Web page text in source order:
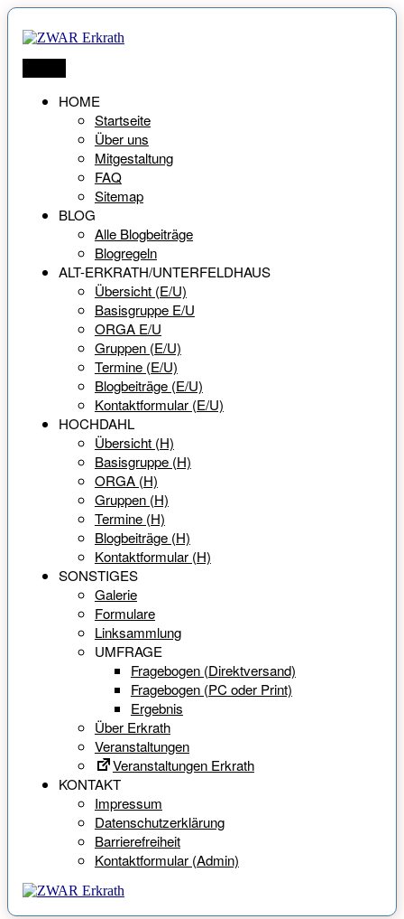
Zum
Inhalt
springen
HOME
Startseite
Über uns
Mitgestaltung
FAQ
Sitemap
BLOG
Alle Blogbeiträge
Blogregeln
ALT-ERKRATH/UNTERFELDHAUS
Übersicht (E/U)
Basisgruppe E/U
ORGA E/U
Gruppen (E/U)
Termine (E/U)
Blogbeiträge (E/U)
Kontaktformular (E/U)
HOCHDAHL
Übersicht (H)
Basisgruppe (H)
ORGA (H)
Gruppen (H)
Termine (H)
Blogbeiträge (H)
Kontaktformular (H)
SONSTIGES
Galerie
Formulare
Linksammlung
UMFRAGE
Fragebogen (Direktversand)
Fragebogen (PC oder Print)
Ergebnis
Über Erkrath
Veranstaltungen
Veranstaltungen Erkrath
KONTAKT
Impressum
Datenschutzerklärung
Barrierefreiheit
Kontaktformular (Admin)